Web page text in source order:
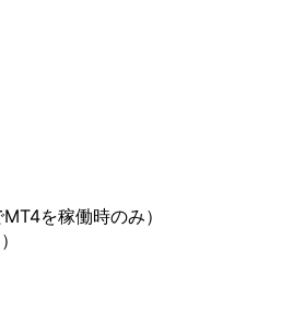
MT4を稼働時のみ）